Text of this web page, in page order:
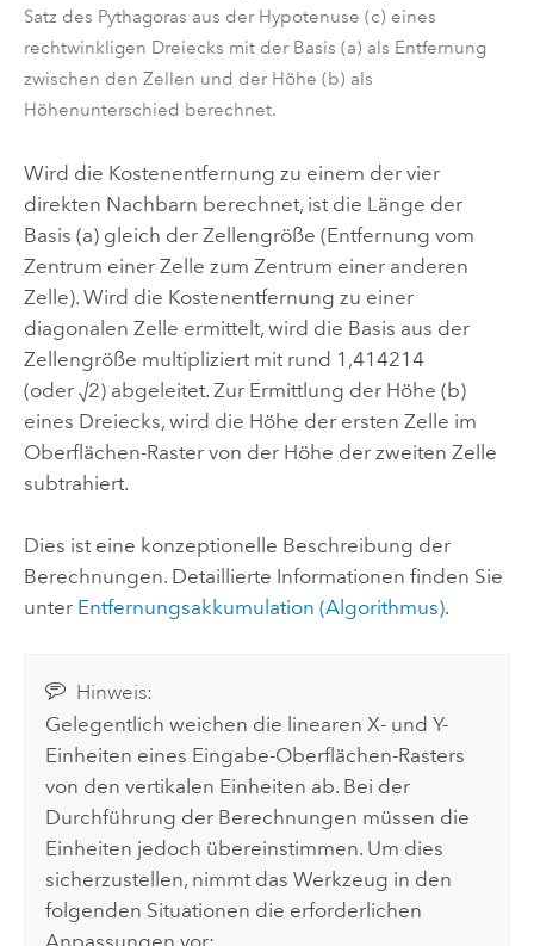
Satz des Pythagoras aus der Hypotenuse (c) eines
rechtwinkligen Dreiecks mit der Basis (a) als Entfernung
zwischen den Zellen und der Höhe (b) als
Höhenunterschied berechnet.
Wird die Kostenentfernung zu einem der vier
direkten Nachbarn berechnet, ist die Länge der
Basis (a) gleich der Zellengröße (Entfernung vom
Zentrum einer Zelle zum Zentrum einer anderen
Zelle). Wird die Kostenentfernung zu einer
diagonalen Zelle ermittelt, wird die Basis aus der
Zellengröße multipliziert mit rund 1,414214
(oder √2) abgeleitet. Zur Ermittlung der Höhe (b)
eines Dreiecks, wird die Höhe der ersten Zelle im
Oberflächen-Raster von der Höhe der zweiten Zelle
subtrahiert.
Dies ist eine konzeptionelle Beschreibung der
Berechnungen. Detaillierte Informationen finden Sie
unter Entfernungsakkumulation (Algorithmus).
Hinweis:
Gelegentlich weichen die linearen X- und Y-
Einheiten eines Eingabe-Oberflächen-Rasters
von den vertikalen Einheiten ab. Bei der
Durchführung der Berechnungen müssen die
Einheiten jedoch übereinstimmen. Um dies
sicherzustellen, nimmt das Werkzeug in den
folgenden Situationen die erforderlichen
Anpassungen vor: